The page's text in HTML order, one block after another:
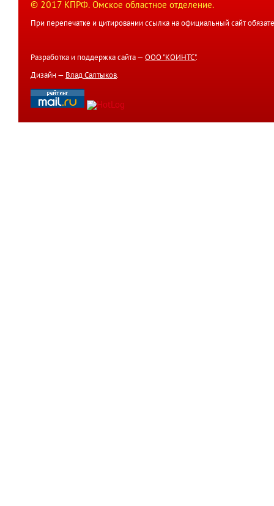
© 2017 КПРФ. Омское областное отделение.
При перепечатке и цитировании ссылка на официальный сайт
Разработка и поддержка сайта — ООО "КОИНТС".
Дизайн — Влад Салтыков.